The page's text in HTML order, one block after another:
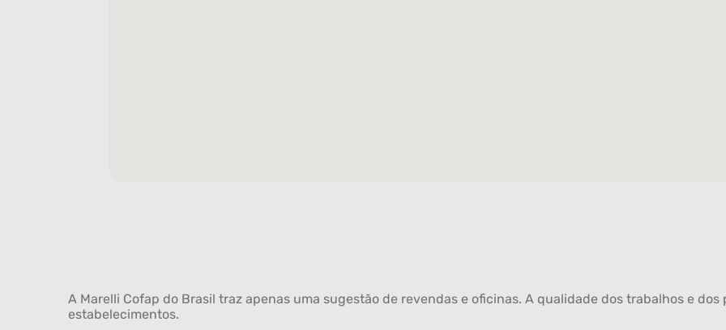
A Marelli Cofap do Brasil traz apenas uma sugestão de revendas e oficinas. A qualidade dos trabalhos e
estabelecimentos.